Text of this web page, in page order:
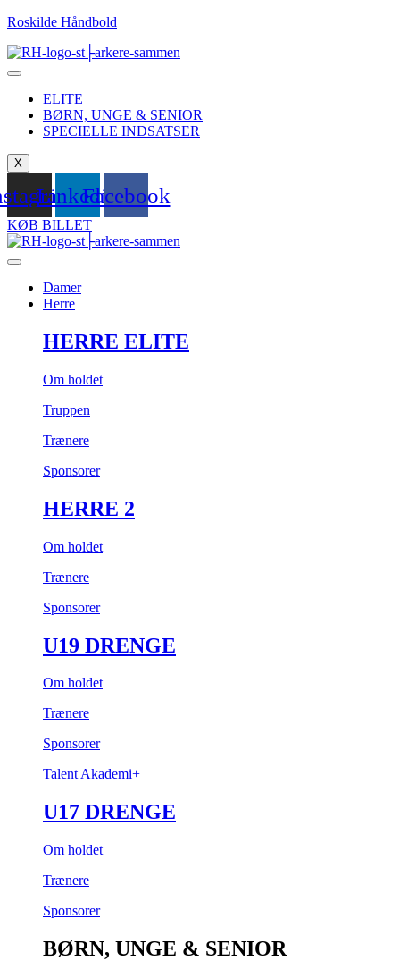
Roskilde Håndbold
ELITE
BØRN, UNGE & SENIOR
SPECIELLE INDSATSER
X
LinkedinFacebook
KØB BILLET
Damer
Herre
HERRE ELITE
Om holdet
Truppen
Trænere
Sponsorer
HERRE 2
Om holdet
Trænere
Sponsorer
U19 DRENGE
Om holdet
Trænere
Sponsorer
Talent Akademi+
U17 DRENGE
Om holdet
Trænere
Sponsorer
BØRN, UNGE & SENIOR